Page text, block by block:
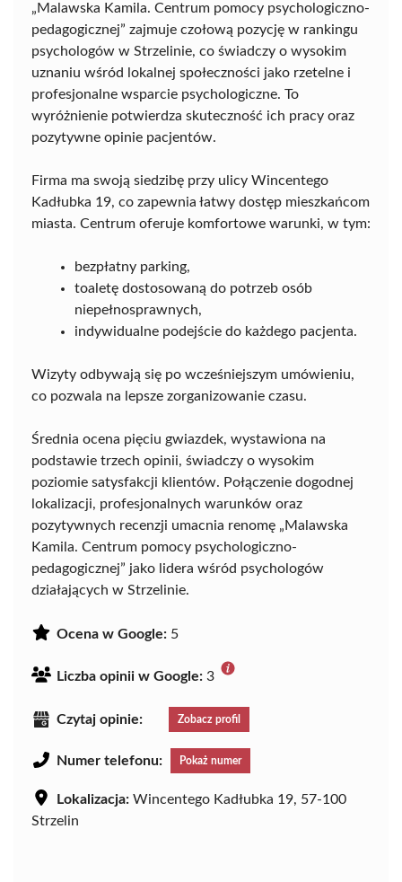
„Malawska Kamila. Centrum pomocy psychologiczno-
pedagogicznej” zajmuje czołową pozycję w rankingu
psychologów w Strzelinie, co świadczy o wysokim
uznaniu wśród lokalnej społeczności jako rzetelne i
profesjonalne wsparcie psychologiczne. To
wyróżnienie potwierdza skuteczność ich pracy oraz
pozytywne opinie pacjentów.
Firma ma swoją siedzibę przy ulicy Wincentego
Kadłubka 19, co zapewnia łatwy dostęp mieszkańcom
miasta. Centrum oferuje komfortowe warunki, w tym:
bezpłatny parking,
toaletę dostosowaną do potrzeb osób
niepełnosprawnych,
indywidualne podejście do każdego pacjenta.
Wizyty odbywają się po wcześniejszym umówieniu,
co pozwala na lepsze zorganizowanie czasu.
Średnia ocena pięciu gwiazdek, wystawiona na
podstawie trzech opinii, świadczy o wysokim
poziomie satysfakcji klientów. Połączenie dogodnej
lokalizacji, profesjonalnych warunków oraz
pozytywnych recenzji umacnia renomę „Malawska
Kamila. Centrum pomocy psychologiczno-
pedagogicznej” jako lidera wśród psychologów
działających w Strzelinie.
Ocena w Google: 5
Liczba opinii w Google: 3
Czytaj opinie: Zobacz profil
Numer telefonu: Pokaż numer
Lokalizacja: Wincentego Kadłubka 19, 57-100
Strzelin